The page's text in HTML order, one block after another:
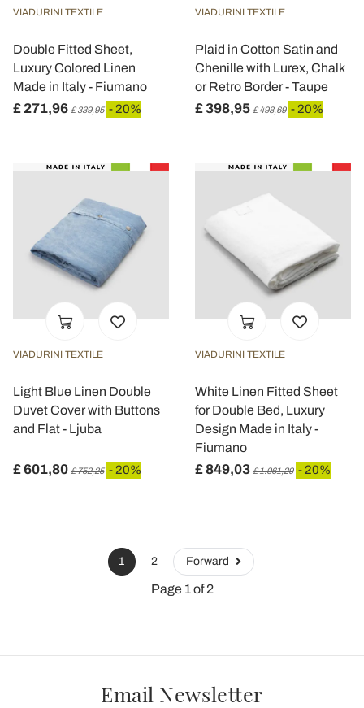
VIADURINI TEXTILE
Double Fitted Sheet,
Luxury Colored Linen
Made in Italy - Fiumano
£ 271,96 £ 339,95 - 20%
VIADURINI TEXTILE
Plaid in Cotton Satin and
Chenille with Lurex, Chalk
or Retro Border - Taupe
£ 398,95 £ 498,69 - 20%
VIADURINI TEXTILE
Light Blue Linen Double
Duvet Cover with Buttons
and Flat - Ljuba
£ 601,80 £ 752,25 - 20%
VIADURINI TEXTILE
White Linen Fitted Sheet
for Double Bed, Luxury
Design Made in Italy -
Fiumano
£ 849,03 £ 1.061,29 - 20%
1 2 Forward
Page 1 of 2
Email Newsletter